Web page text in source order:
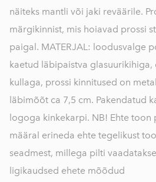
näiteks mantli või jaki reväärile.
märgikinnist, mis hoiavad prossi
paigal. MATERJAL: loodusvalge
kaetud läbipaistva
kullaga, prossi kinnitused on
läbimõõt ca 7,5 cm. Pakendatud
logoga kinkekarpi. NB! Ehte
määral erineda ehte tegelikust
seadmest, millega pilti
ligikaudsed ehete mõõdud